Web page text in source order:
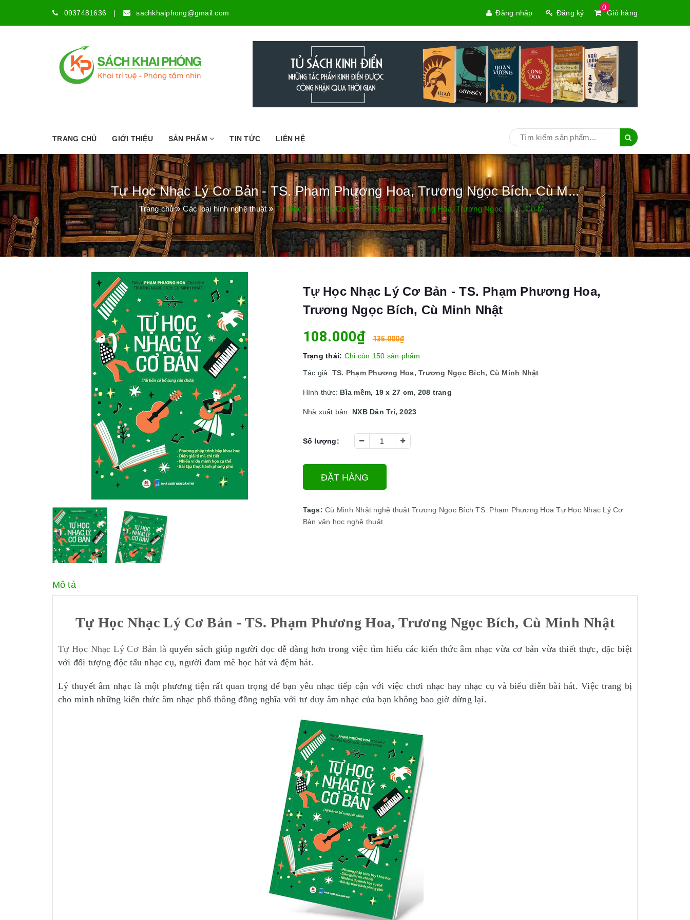
0937481636 | sachkhaiphong@gmail.com
0
Giỏ hàng
Đăng nhập Đăng ký
TRANG CHỦ GIỚI THIỆU SẢN PHẨM TIN TỨC LIÊN HỆ
Tự Học Nhạc Lý Cơ Bản - TS. Phạm Phương Hoa, Trương Ngọc Bích, Cù M...
Trang chủ Các loại hình nghệ thuật Tự Học Nhạc Lý Cơ Bản - TS. Phạm Phương Hoa, Trương Ngọc Bích, Cù M...
Tự Học Nhạc Lý Cơ Bản - TS. Phạm Phương Hoa,
Trương Ngọc Bích, Cù Minh Nhật
108.000₫ 135.000₫
Trạng thái: Chỉ còn 150 sản phẩm
Tác giả: TS. Phạm Phương Hoa, Trương Ngọc Bích, Cù Minh Nhật
Hình thức: Bìa mềm, 19 x 27 cm, 208 trang
Nhà xuất bản: NXB Dân Trí, 2023
Số lượng:
ĐẶT HÀNG
Tags: Cù Minh Nhật nghệ thuật Trương Ngọc Bích TS. Phạm Phương Hoa Tự Học Nhạc Lý Cơ
Bản văn học nghệ thuật
Mô tả
Tự Học Nhạc Lý Cơ Bản - TS. Phạm Phương Hoa, Trương Ngọc Bích, Cù Minh Nhật
Tự Học Nhạc Lý Cơ Bản là quyển sách giúp người đọc dễ dàng hơn trong việc tìm hiểu các kiến thức âm nhạc vừa cơ bản vừa thiết thực, đặc biệt
với đối tượng độc tấu nhạc cụ, người đam mê học hát và đệm hát.
Lý thuyết âm nhạc là một phương tiện rất quan trọng để bạn yêu nhạc tiếp cận với việc chơi nhạc hay nhạc cụ và biểu diễn bài hát. Việc trang bị
cho mình những kiến thức âm nhạc phổ thông đồng nghĩa với tư duy âm nhạc của bạn không bao giờ dừng lại.